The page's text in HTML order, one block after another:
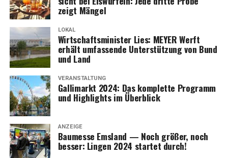
zeigt Mängel
LOKAL
Wirt­schafts­mi­nis­ter Lies: MEYER Werft
erhält umfas­sen­de Unter­stüt­zung von Bund
und Land
VERANSTALTUNG
Gal­li­markt 2024: Das kom­plet­te Pro­gramm
und High­lights im Überblick
ANZEIGE
Bau­mes­se Ems­land — Noch grö­ßer, noch
bes­ser: Lin­gen 2024 star­tet durch!